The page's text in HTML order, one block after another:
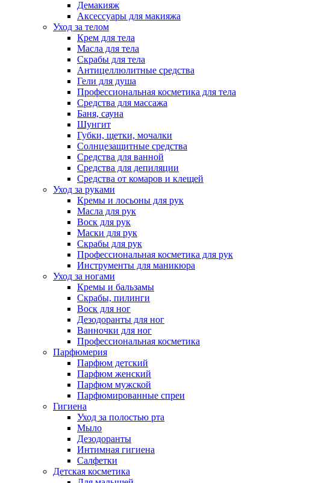
Демакияж
Аксессуары для макияжа
Уход за телом
Крем для тела
Масла для тела
Скрабы для тела
Антицеллюлитные средства
Гели для душа
Профессиональная косметика для тела
Средства для массажа
Баня, сауна
Шунгит
Губки, щетки, мочалки
Солнцезащитные средства
Средства для ванной
Средства для депиляции
Средства от комаров и клещей
Уход за руками
Кремы и лосьоны для рук
Масла для рук
Воск для рук
Маски для рук
Скрабы для рук
Профессиональная косметика для рук
Инструменты для маникюра
Уход за ногами
Кремы и бальзамы
Скрабы, пилинги
Воск для ног
Дезодоранты для ног
Ванночки для ног
Профессиональная косметика
Парфюмерия
Парфюм детский
Парфюм женский
Парфюм мужской
Парфюмированные спреи
Гигиена
Уход за полостью рта
Мыло
Дезодоранты
Интимная гигиена
Салфетки
Детская косметика